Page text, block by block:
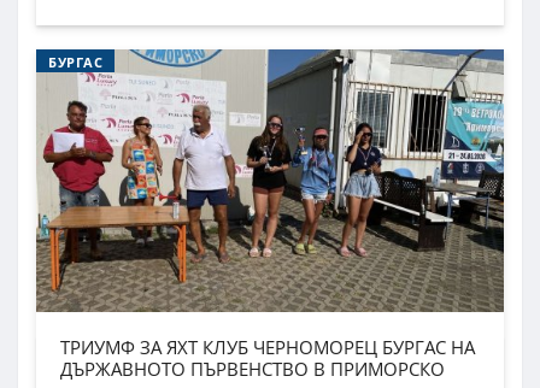
БУРГАС
ТРИУМФ ЗА ЯХТ КЛУБ ЧЕРНОМОРЕЦ БУРГАС НА
ДЪРЖАВНОТО ПЪРВЕНСТВО В ПРИМОРСКО